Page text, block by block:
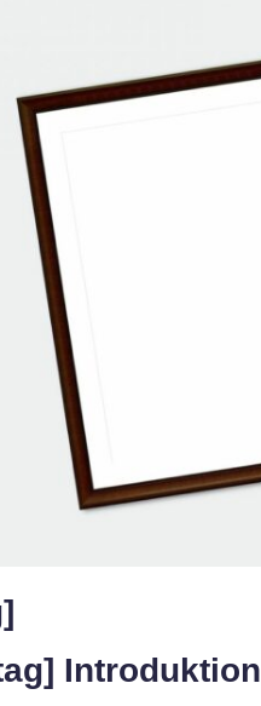
Introduktion